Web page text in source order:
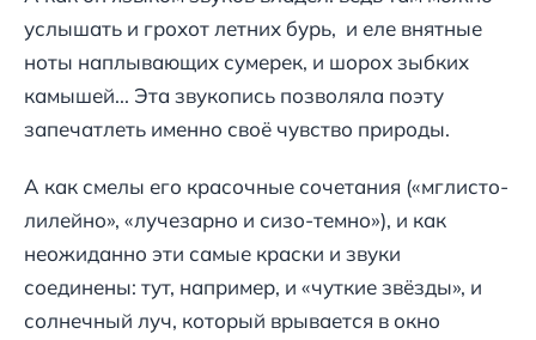
услышать и грохот летних бурь, и еле внятные
ноты наплывающих сумерек, и шорох зыбких
камышей... Эта звукопись позволяла поэту
запечатлеть именно своё чувство природы.
А как смелы его красочные сочетания («мглисто-
лилейно», «лучезарно и сизо-темно»), и как
неожиданно эти самые краски и звуки
соединены: тут, например, и «чуткие звёзды», и
солнечный луч, который врывается в окно